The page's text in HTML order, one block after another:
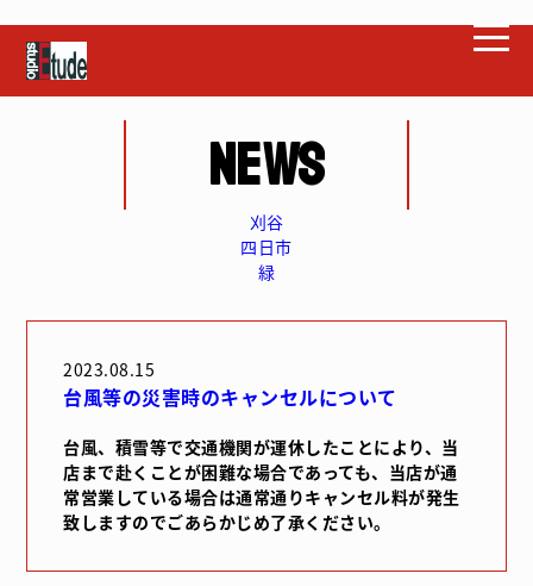
NEWS
刈谷
四日市
緑
2023.08.15
台風等の災害時のキャンセルについて
台風、積雪等で交通機関が運休したことにより、当
店まで赴くことが困難な場合であっても、当店が通
常営業している場合は通常通りキャンセル料が発生
致しますのでごあらかじめ了承ください。